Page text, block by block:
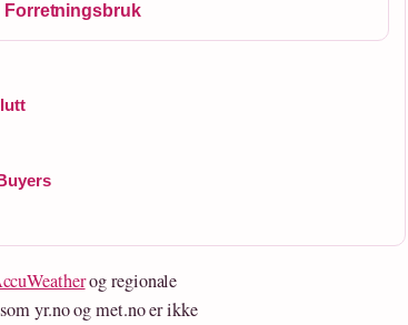
Forretningsbruk
og regionale
yr.no og met.no er ikke